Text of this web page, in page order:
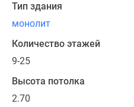
2
пятикомнатных.
6
однокомнатных
6
двухкомнатных
Тип здания
монолит
Количество этажей
9-25
Высота потолка
2.70